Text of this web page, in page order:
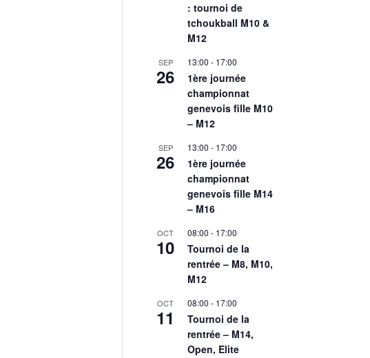
: tournoi de
tchoukball M10 &
M12
SEP
26
13:00 - 17:00
1ère journée
championnat
genevois fille M10
– M12
SEP
26
13:00 - 17:00
1ère journée
championnat
genevois fille M14
– M16
OCT
10
08:00 - 17:00
Tournoi de la
rentrée – M8, M10,
M12
OCT
11
08:00 - 17:00
Tournoi de la
rentrée – M14,
Open, Elite